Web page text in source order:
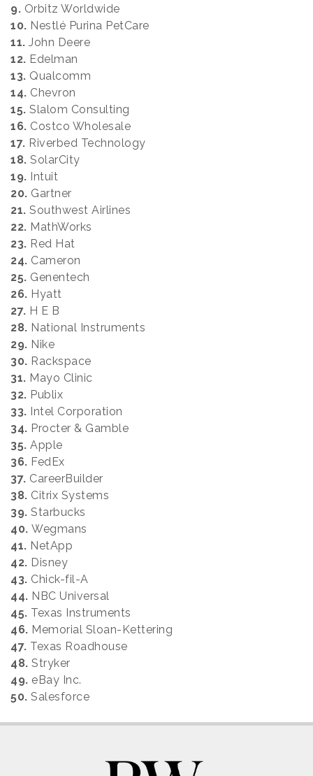
9. Orbitz Worldwide
10. Nestlé Purina PetCare
11. John Deere
12. Edelman
13. Qualcomm
14. Chevron
15. Slalom Consulting
16. Costco Wholesale
17. Riverbed Technology
18. SolarCity
19. Intuit
20. Gartner
21. Southwest Airlines
22. MathWorks
23. Red Hat
24. Cameron
25. Genentech
26. Hyatt
27. H E B
28. National Instruments
29. Nike
30. Rackspace
31. Mayo Clinic
32. Publix
33. Intel Corporation
34. Procter & Gamble
35. Apple
36. FedEx
37. CareerBuilder
38. Citrix Systems
39. Starbucks
40. Wegmans
41. NetApp
42. Disney
43. Chick-fil-A
44. NBC Universal
45. Texas Instruments
46. Memorial Sloan-Kettering
47. Texas Roadhouse
48. Stryker
49. eBay Inc.
50. Salesforce